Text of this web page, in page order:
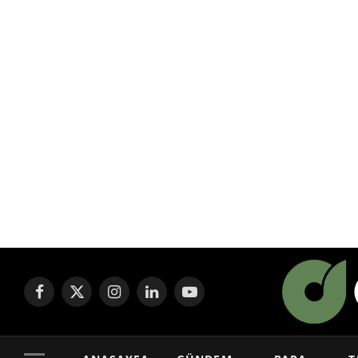
Facebook
X
InstagramLinkedInYouTube